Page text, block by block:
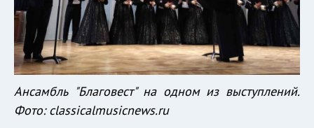
Ансамбль "Благовест" на одном из выступлений.
Фото: classicalmusicnews.ru